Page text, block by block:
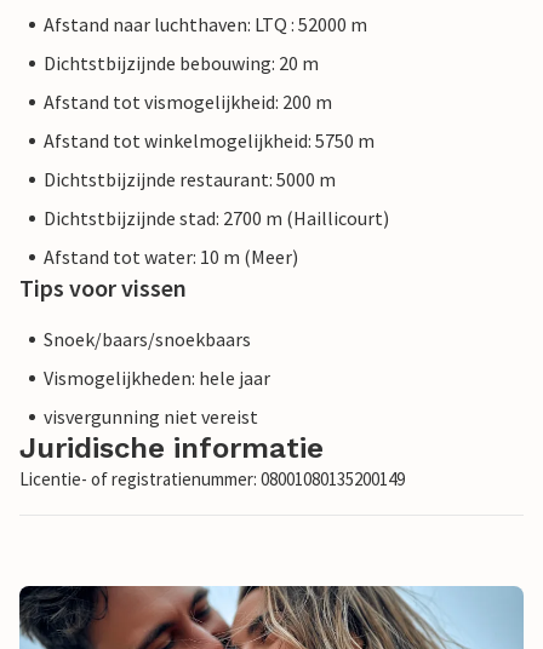
Afstand naar luchthaven: LTQ : 52000 m
Dichtstbijzijnde bebouwing: 20 m
Afstand tot vismogelijkheid: 200 m
Afstand tot winkelmogelijkheid: 5750 m
Dichtstbijzijnde restaurant: 5000 m
Dichtstbijzijnde stad: 2700 m (Haillicourt)
Afstand tot water: 10 m (Meer)
Tips voor vissen
Snoek/baars/snoekbaars
Vismogelijkheden: hele jaar
visvergunning niet vereist
Juridische informatie
Licentie- of registratienummer: 08001080135200149